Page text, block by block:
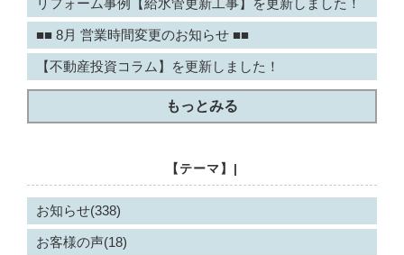
リフォーム事例【給水管更新工事】を更新しました！
■■ 8月 営業時間変更のお知らせ ■■
【不動産投資コラム】を更新しました！
もっとみる
【テーマ】|
お知らせ(338)
お客様の声(18)